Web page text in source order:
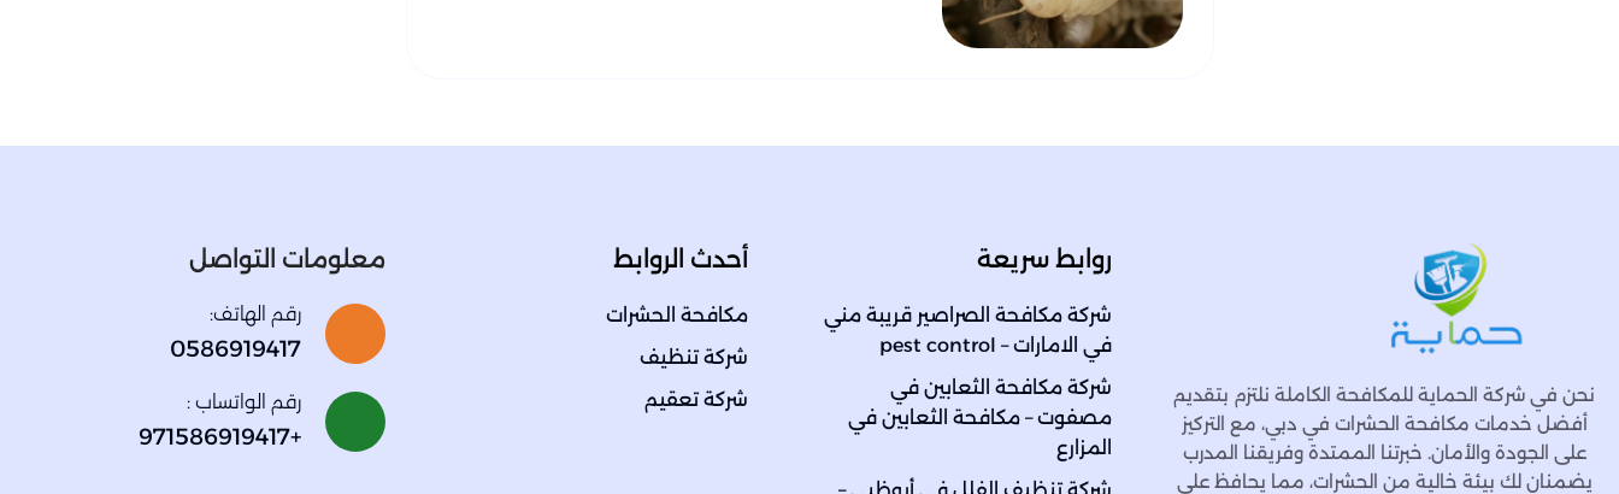
نحن في شركة الحماية للمكافحة الكاملة نلتزم بتقديم
أفضل خدمات مكافحة الحشرات في دبي، مع التركيز
على الجودة والأمان. خبرتنا الممتدة وفريقنا المدرب
يضمنان لك بيئة خالية من الحشرات، مما يحافظ على
روابط سريعة
شركة مكافحة الصراصير قريبة مني
في الامارات – pest control
شركة مكافحة الثعابين في
مصفوت – مكافحة الثعابين في
المزارع
أحدث الروابط
مكافحة الحشرات
شركة تنظيف
شركة تعقيم
معلومات التواصل
رقم الهاتف:
0586919417
رقم الواتساب :
+971586919417